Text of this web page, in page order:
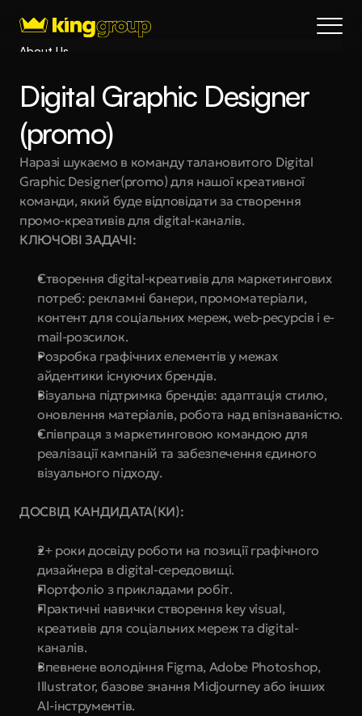
About Us
Services
Process
Coming Soon
King Interns
Legal
Digital Graphic Designer
(promo)
Наразі шукаємо в команду талановитого Digital
Graphic Designer(promo) для нашої креативної
команди, який буде відповідати за створення
промо-креативів для digital-каналів.
КЛЮЧОВІ ЗАДАЧІ:
Створення digital-креативів для маркетингових
потреб: рекламні банери, промоматеріали,
контент для соціальних мереж, web-ресурсів і e-
mail-розсилок.
Розробка графічних елементів у межах
айдентики існуючих брендів.
Візуальна підтримка брендів: адаптація стилю,
оновлення матеріалів, робота над впізнаваністю.
Співпраця з маркетинговою командою для
реалізації кампаній та забезпечення єдиного
візуального підходу.
ДОСВІД КАНДИДАТА(КИ):
2+ роки досвіду роботи на позиції графічного
дизайнера в digital-середовищі.
Портфоліо з прикладами робіт.
Практичні навички створення key visual,
креативів для соціальних мереж та digital-
каналів.
Впевнене володіння Figma, Adobe Photoshop,
Illustrator, базове знання Midjourney або інших
AI-інструментів.